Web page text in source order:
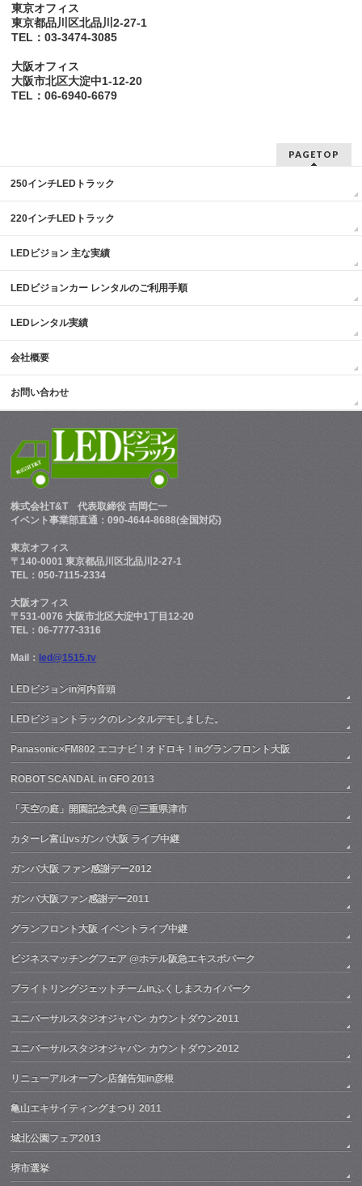
東京オフィス
東京都品川区北品川2-27-1
TEL：03-3474-3085
大阪オフィス
大阪市北区大淀中1-12-20
TEL：06-6940-6679
PAGETOP
250インチLEDトラック
220インチLEDトラック
LEDビジョン 主な実績
LEDビジョンカー レンタルのご利用手順
LEDレンタル実績
会社概要
お問い合わせ
株式会社T&T 代表取締役 吉岡仁一
イベント事業部直通：090-4644-8688(全国対応)
東京オフィス
〒140-0001 東京都品川区北品川2-27-1
TEL：050-7115-2334
大阪オフィス
〒531-0076 大阪市北区大淀中1丁目12-20
TEL：06-7777-3316
Mail： led@1515.tv
LEDビジョンin河内音頭
LEDビジョントラックのレンタルデモしました。
Panasonic×FM802 エコナビ！オドロキ！inグランフロント大阪
ROBOT SCANDAL in GFO 2013
「天空の庭」開園記念式典 @三重県津市
カターレ富山vsガンバ大阪 ライブ中継
ガンバ大阪 ファン感謝デー2012
ガンバ大阪ファン感謝デー2011
グランフロント大阪 イベントライブ中継
ビジネスマッチングフェア @ホテル阪急エキスポパーク
ブライトリングジェットチームinふくしまスカイパーク
ユニバーサルスタジオジャパン カウントダウン2011
ユニバーサルスタジオジャパン カウントダウン2012
リニューアルオープン店舗告知in彦根
亀山エキサイティングまつり 2011
城北公園フェア2013
堺市選挙